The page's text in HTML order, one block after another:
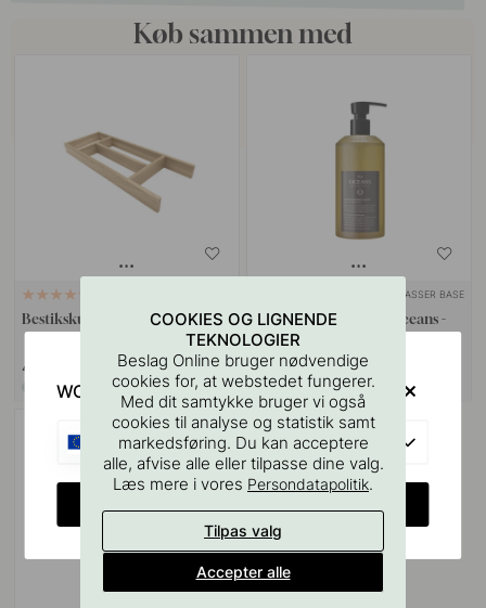
Køb sammen med
Bestikskuffe Træ - Robur - Eg
449 kr
På lager
PASSER BASE
Opvaskemiddel Five Oceans -
Amber & Wildflower 500ml
129 kr
På lager
COOKIES OG LIGNENDE
TEKNOLOGIER
Beslag Online bruger nødvendige
cookies for, at webstedet fungerer.
Med dit samtykke bruger vi også
cookies til analyse og statistik samt
markedsføring. Du kan acceptere
alle, afvise alle eller tilpasse dine valg.
Læs mere i vores Persondatapolitik.
Tilpas valg
Accepter alle
WOULD YOU RATHER VISIT?
EU